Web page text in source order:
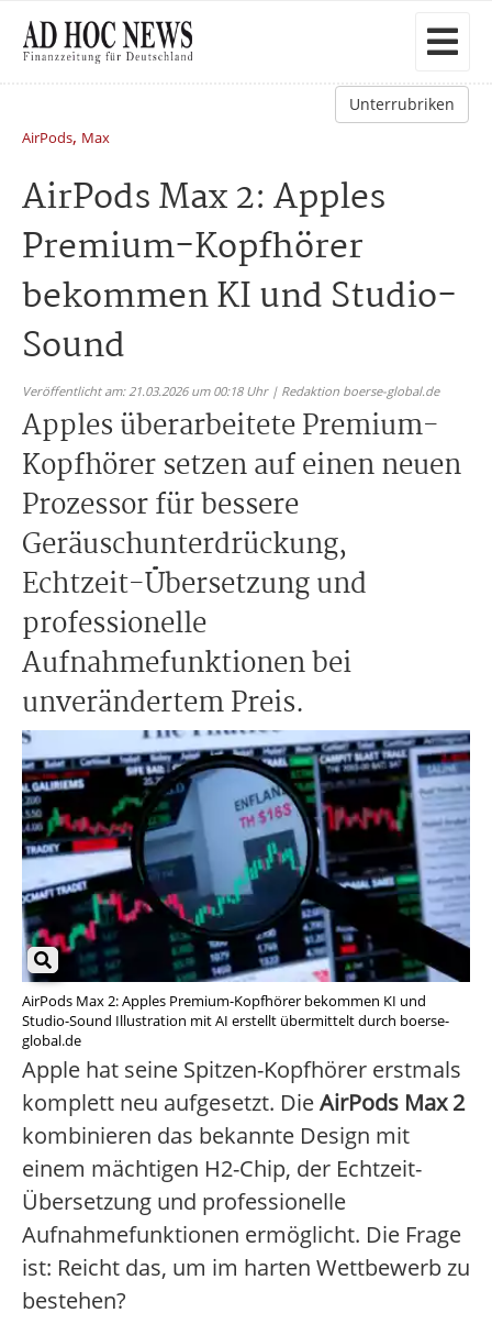
Unterrubriken
AirPods, Max
AirPods Max 2: Apples
Premium-Kopfhörer
bekommen KI und Studio-
Sound
Veröffentlicht am: 21.03.2026 um 00:18 Uhr | Redaktion boerse-global.de
Apples überarbeitete Premium-
Kopfhörer setzen auf einen neuen
Prozessor für bessere
Geräuschunterdrückung,
Echtzeit-Übersetzung und
professionelle
Aufnahmefunktionen bei
unverändertem Preis.
AirPods Max 2: Apples Premium-Kopfhörer bekommen KI und
Studio-Sound Illustration mit AI erstellt übermittelt durch boerse-
global.de
Apple hat seine Spitzen-Kopfhörer erstmals
komplett neu aufgesetzt. DieAirPods Max 2
kombinieren das bekannte Design mit
einem mächtigen H2-Chip, der Echtzeit-
Übersetzung und professionelle
Aufnahmefunktionen ermöglicht. Die Frage
ist: Reicht das, um im harten Wettbewerb zu
bestehen?